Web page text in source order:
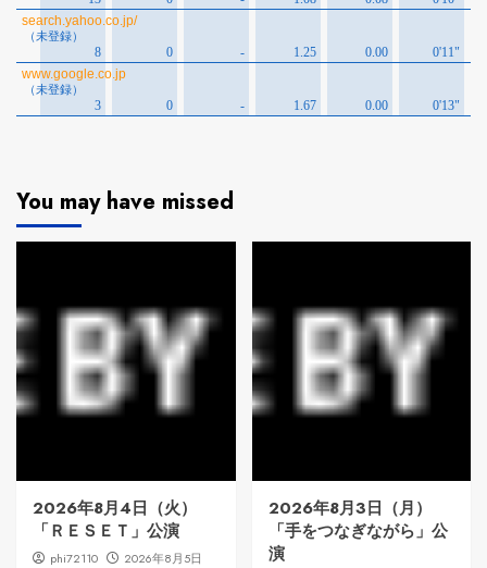
You may have missed
2026年8月4日（火）
「ＲＥＳＥＴ」公演
phi72110
2026年8月5日
2026年8月3日（月）
「手をつなぎながら」公
演